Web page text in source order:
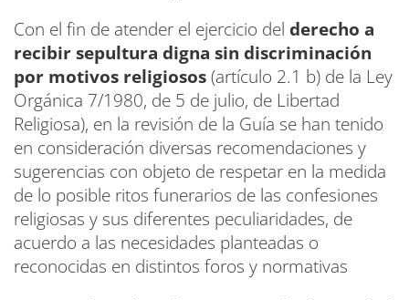
Con el fin de atender el ejercicio del derecho a
recibir sepultura digna sin discriminación
por motivos religiosos(artículo 2.1 b) de la Ley
Orgánica 7/1980, de 5 de julio, de Libertad
Religiosa), en la revisión de la Guía se han tenido
en consideración diversas recomendaciones y
sugerencias con objeto de respetar en la medida
de lo posible ritos funerarios de las confesiones
religiosas y sus diferentes peculiaridades, de
acuerdo a las necesidades planteadas o
reconocidas en distintos foros y normativas